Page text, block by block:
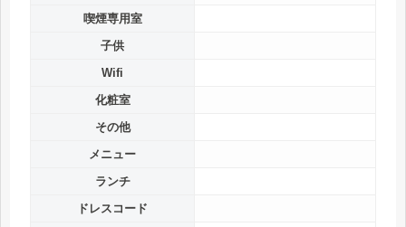
喫煙専用室
子供
Wifi
化粧室
その他
メニュー
ランチ
ドレスコード